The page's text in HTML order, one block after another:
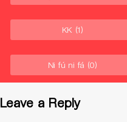
KK (1)
Ni fú ni fá (0)
Leave a Reply